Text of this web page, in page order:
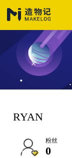
RYAN
粉丝
0